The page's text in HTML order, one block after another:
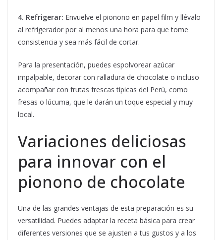
4. Refrigerar: Envuelve el pionono en papel film y llévalo
al refrigerador por al menos una hora para que tome
consistencia y sea más fácil de cortar.
Para la presentación, puedes espolvorear azúcar
impalpable, decorar con ralladura de chocolate o incluso
acompañar con frutas frescas típicas del Perú, como
fresas o lúcuma, que le darán un toque especial y muy
local.
Variaciones deliciosas
para innovar con el
pionono de chocolate
Una de las grandes ventajas de esta preparación es su
versatilidad. Puedes adaptar la receta básica para crear
diferentes versiones que se ajusten a tus gustos y a los